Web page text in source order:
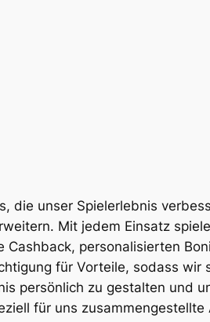
die unser Spielerlebnis
Mit jedem Einsatz
personalisierten
für Vorteile, sodass wir
persönlich zu gestalten und
für uns zusammengestellte